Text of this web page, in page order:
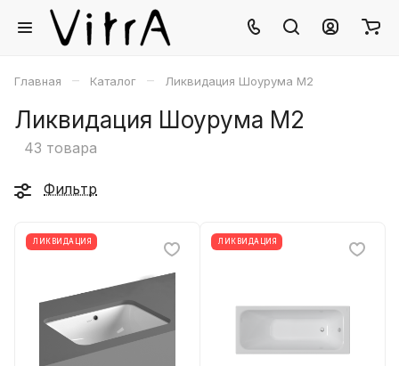
Главная – Каталог – Ликвидация Шоурума М2
Ликвидация Шоурума М2
43 товара
Фильтр
ЛИКВИДАЦИЯ ЛИКВИДАЦИЯ